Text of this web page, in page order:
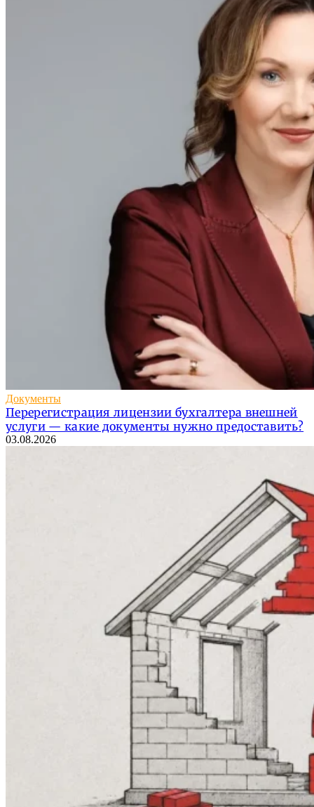
Документы
Перерегистрация лицензии бухгалтера внешней
услуги — какие документы нужно предоставить?
03.08.2026